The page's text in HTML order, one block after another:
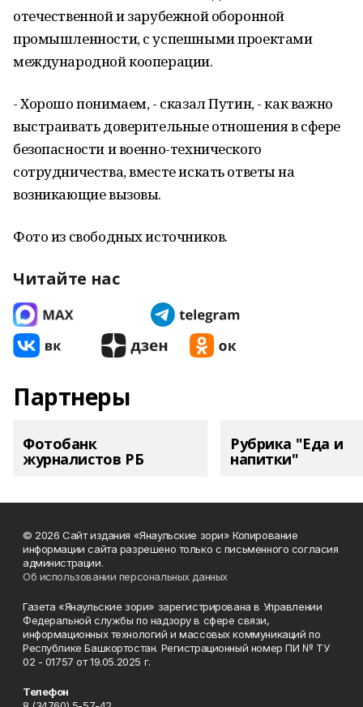
отечественной и зарубежной оборонной
промышленности, с успешными проектами
международной кооперации.
- Хорошо понимаем, - сказал Путин, - как важно
выстраивать доверительные отношения в сфере
безопасности и военно-технического
сотрудничества, вместе искать ответы на
возникающие вызовы.
Фото из свободных источников.
Читайте нас
Партнеры
Фотобанк
журналистов РБ
Рубрика "Еда и
напитки"
© 2026 Сайт издания «Янаульские зори» Копирование
информации сайта разрешено только с письменного согласия
администрации.
Об использовании персональных данных
Газета «Янаульские зори» зарегистрирована в Управлении
Федеральной службы по надзору в сфере связи,
информационных технологий и массовых коммуникаций по
Республике Башкортостан. Регистрационный номер ПИ № ТУ
02 - 01757 от 19.05.2025 г.
Телефон